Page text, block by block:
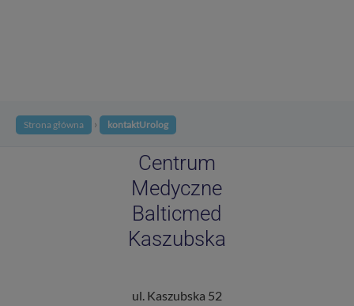
Strona główna › kontaktUrolog
Centrum
Medyczne
Balticmed
Kaszubska
ul. Kaszubska 52